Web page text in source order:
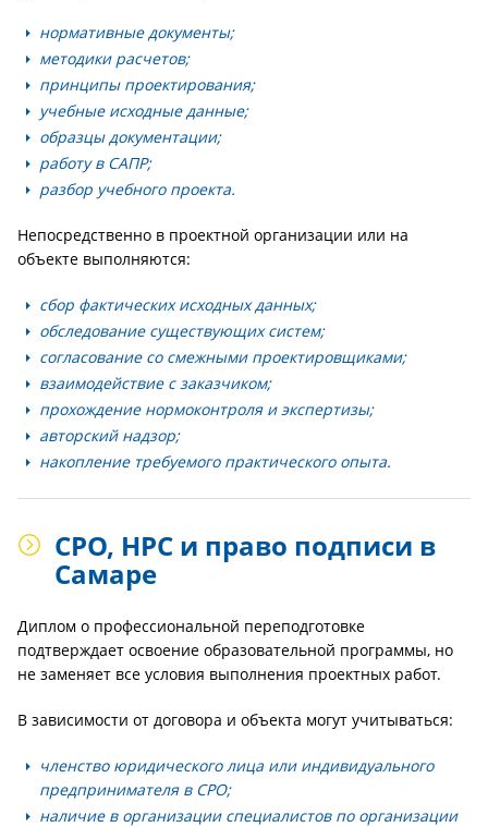
нормативные документы;
методики расчетов;
принципы проектирования;
учебные исходные данные;
образцы документации;
работу в САПР;
разбор учебного проекта.
Непосредственно в проектной организации или на
объекте выполняются:
сбор фактических исходных данных;
обследование существующих систем;
согласование со смежными проектировщиками;
взаимодействие с заказчиком;
прохождение нормоконтроля и экспертизы;
авторский надзор;
накопление требуемого практического опыта.
СРО, НРС и право подписи в
Самаре
Диплом о профессиональной переподготовке
подтверждает освоение образовательной программы, но
не заменяет все условия выполнения проектных работ.
В зависимости от договора и объекта могут учитываться:
членство юридического лица или индивидуального
предпринимателя в СРО;
наличие в организации специалистов по организации